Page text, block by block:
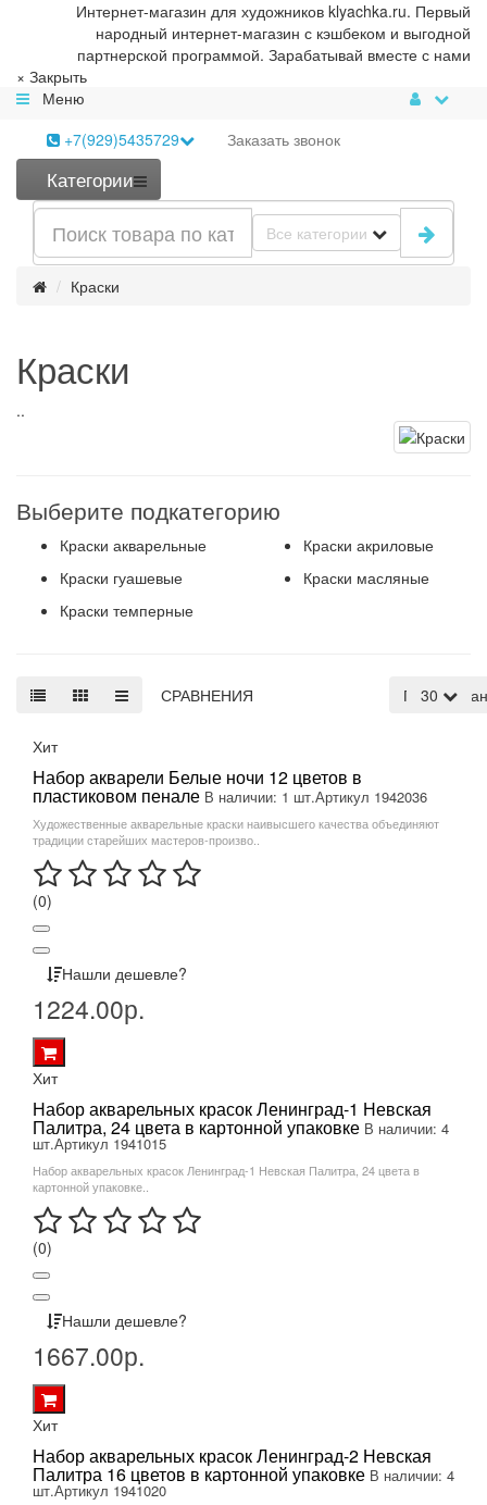
Интернет-магазин для художников klyachka.ru. Первый
народный интернет-магазин с кэшбеком и выгодной
партнерской программой. Зарабатывай вместе с нами
× Закрыть
Меню
+7(929)5435729
Заказать звонок
Категории
Все категории
Краски
Краски
..
Выберите подкатегорию
Краски акварельные
Краски акриловые
Краски гуашевые
Краски масляные
Краски темперные
СРАВНЕНИЯ 30
По
Хит
Набор акварели Белые ночи 12 цветов в
пластиковом пенале В наличии: 1 шт.Артикул 1942036
Художественные акварельные краски наивысшего качества объединяют
традиции старейших мастеров-произво..
(0)
Нашли дешевле?
1224.00р.
Хит
Набор акварельных красок Ленинград-1 Невская
Палитра, 24 цвета в картонной упаковке В наличии: 4
шт.Артикул 1941015
Набор акварельных красок Ленинград-1 Невская Палитра, 24 цвета в
картонной упаковке..
(0)
Нашли дешевле?
1667.00р.
Хит
Набор акварельных красок Ленинград-2 Невская
Палитра 16 цветов в картонной упаковке В наличии: 4
шт.Артикул 1941020